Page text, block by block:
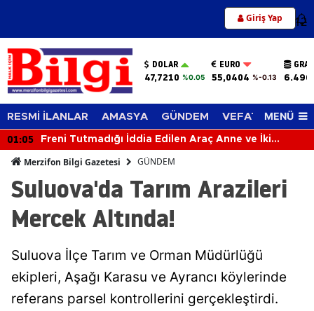
Giriş Yap 12
DOLAR
47,7210 %0.05
EURO
55,0404 %-0.13
RESMİ İLANLAR AMASYA GÜNDEM VEFAT EDENLER
MENÜ
01:05
Freni Tutmadığı İddia Edilen Araç Anne ve İki
Merzifon Bilgi Gazetesi GÜNDEM
Suluova'da Tarım Arazileri
Mercek Altında!
Suluova İlçe Tarım ve Orman Müdürlüğü
ekipleri, Aşağı Karasu ve Ayrancı köylerinde
referans parsel kontrollerini gerçekleştirdi.